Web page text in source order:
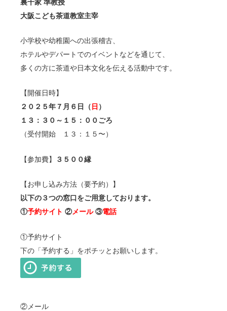
裏千家 準教授
大阪こども茶道教室主宰
小学校や幼稚園への出張稽古、
ホテルやデパートでのイベントなどを通じて、
多くの方に茶道や日本文化を伝える活動中です。
【開催日時】
２０２５年７月６日（ 日 ）
１３：３０～１５：００ごろ
（受付開始 １３：１５〜）
【参加費】 ３５００縁
【お申し込み方法（要予約）】
以下の３つの窓口をご用意しております。
①予約サイト ②メール ③電話
①予約サイト
下の「予約する」をポチッとお願いします。
②メール